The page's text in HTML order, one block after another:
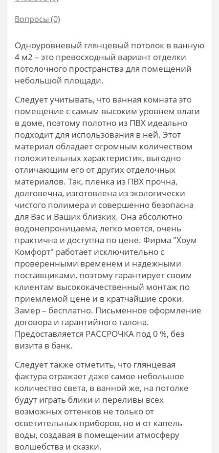
Вопросы (0)
Одноуровневый глянцевый потолок в ванную
4 м2 – это превосходный вариант отделки
потолочного пространства для помещений
небольшой площади.
Следует учитывать, что ванная комната это
помещение с самым высоким уровнем влаги
в доме, поэтому полотно из ПВХ идеально
подходит для использования в ней. Этот
материал обладает огромным количеством
положительных характеристик, выгодно
отличающим его от других отделочных
материалов. Так, пленка из ПВХ прочна,
долговечна, изготовлена из экологически
чистого полимера и совершенно безопасна
для Вас и Ваших близких. Она абсолютно
водонепроницаема, легко моется, очень
практична и доступна по цене. Фирма "Хоум
Комфорт" работает исключительно с
проверенными временем и надежными
поставщиками, поэтому гарантирует своим
клиентам высококачественный монтаж по
приемлемой цене и в кратчайшие сроки.
Замер – бесплатно. Письменное оформление
договора и гарантийного талона.
Предоставляется РАССРОЧКА под 0 %, без
визита в банк.
Следует также отметить, что глянцевая
фактура отражает даже самое небольшое
количество света, в ванной же, на потолке
будут играть блики и переливы всех
возможных оттенков не только от
осветительных приборов, но и от капель
воды, создавая в помещении атмосферу
волшебства и сказки.